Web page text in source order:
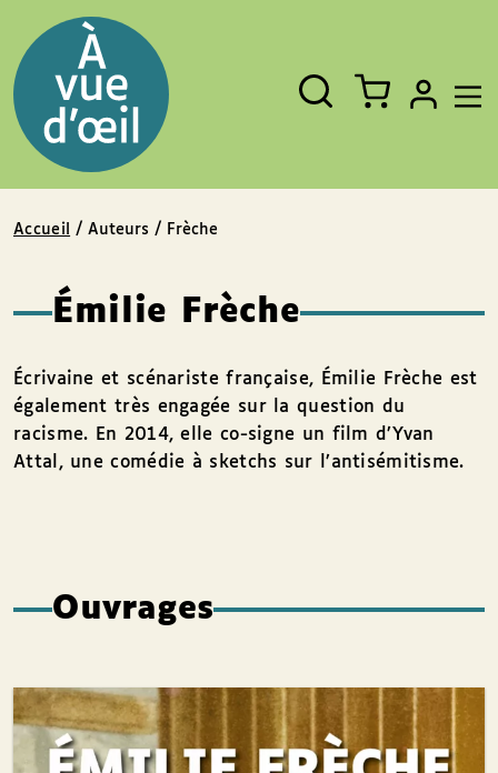
Fermer
Rechercher
un
livre,
un
auteur,
un
EAN
Accueil / Auteurs / Frèche
Émilie Frèche
Écrivaine et scénariste française, Émilie Frèche est
également très engagée sur la question du
racisme. En 2014, elle co-signe un film d’Yvan
Attal, une comédie à sketchs sur l’antisémitisme.
Ouvrages